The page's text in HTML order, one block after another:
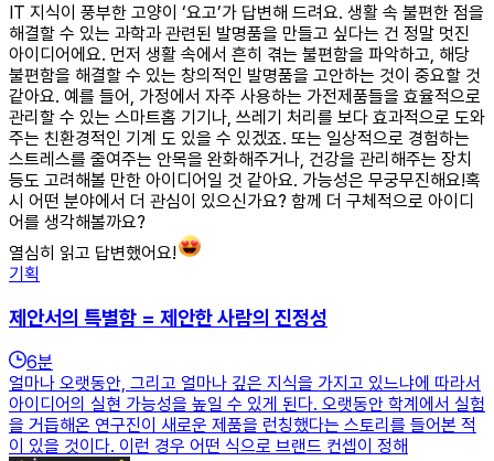
IT 지식이 풍부한 고양이 ‘요고’가 답변해 드려요. 생활 속 불편한 점을
해결할 수 있는 과학과 관련된 발명품을 만들고 싶다는 건 정말 멋진
아이디어에요. 먼저 생활 속에서 흔히 겪는 불편함을 파악하고, 해당
불편함을 해결할 수 있는 창의적인 발명품을 고안하는 것이 중요할 것
같아요. 예를 들어, 가정에서 자주 사용하는 가전제품들을 효율적으로
관리할 수 있는 스마트홈 기기나, 쓰레기 처리를 보다 효과적으로 도와
주는 친환경적인 기계 도 있을 수 있겠죠. 또는 일상적으로 경험하는
스트레스를 줄여주는 안목을 완화해주거나, 건강을 관리해주는 장치
등도 고려해볼 만한 아이디어일 것 같아요. 가능성은 무궁무진해요!혹
시 어떤 분야에서 더 관심이 있으신가요? 함께 더 구체적으로 아이디
어를 생각해볼까요?
열심히 읽고 답변했어요!
기획
제안서의 특별함 = 제안한 사람의 진정성
6분
얼마나 오랫동안, 그리고 얼마나 깊은 지식을 가지고 있느냐에 따라서
아이디어의 실현 가능성을 높일 수 있게 된다. 오랫동안 학계에서 실험
을 거듭해온 연구진이 새로운 제품을 런칭했다는 스토리를 들어본 적
이 있을 것이다. 이런 경우 어떤 식으로 브랜드 컨셉이 정해